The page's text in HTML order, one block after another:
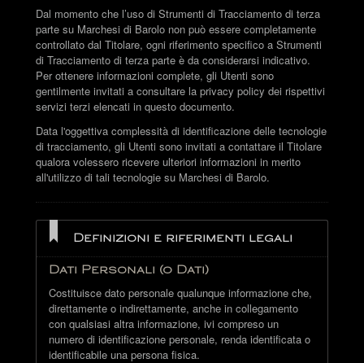
Dal momento che l’uso di Strumenti di Tracciamento di terza
parte su Marchesi di Barolo non può essere completamente
controllato dal Titolare, ogni riferimento specifico a Strumenti
di Tracciamento di terza parte è da considerarsi indicativo.
Per ottenere informazioni complete, gli Utenti sono
gentilmente invitati a consultare la privacy policy dei rispettivi
servizi terzi elencati in questo documento.
Data l'oggettiva complessità di identificazione delle tecnologie
di tracciamento, gli Utenti sono invitati a contattare il Titolare
qualora volessero ricevere ulteriori informazioni in merito
all'utilizzo di tali tecnologie su Marchesi di Barolo.
Definizioni e riferimenti legali
Dati Personali (o Dati)
Costituisce dato personale qualunque informazione che,
direttamente o indirettamente, anche in collegamento
con qualsiasi altra informazione, ivi compreso un
numero di identificazione personale, renda identificata o
identificabile una persona fisica.